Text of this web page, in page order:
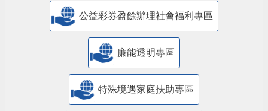
公益彩券盈餘辦理社會福利專區
廉能透明專區
特殊境遇家庭扶助專區